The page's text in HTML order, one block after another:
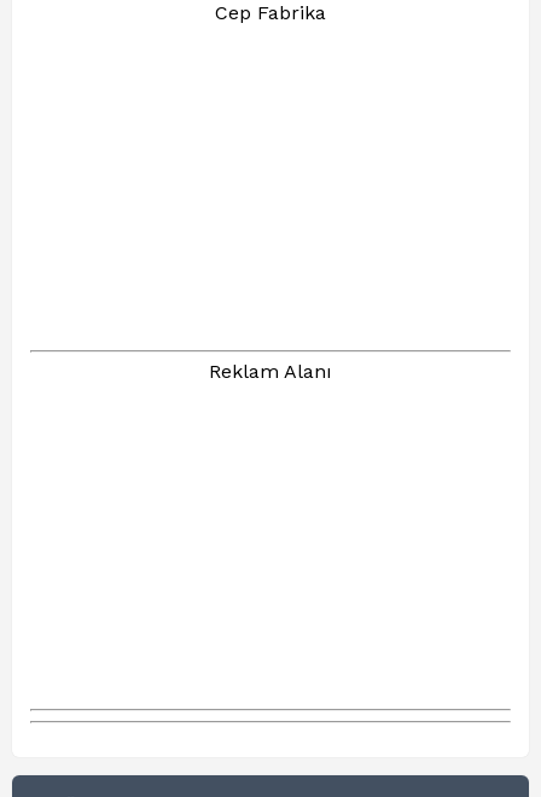
Cep Fabrika
Reklam Alanı